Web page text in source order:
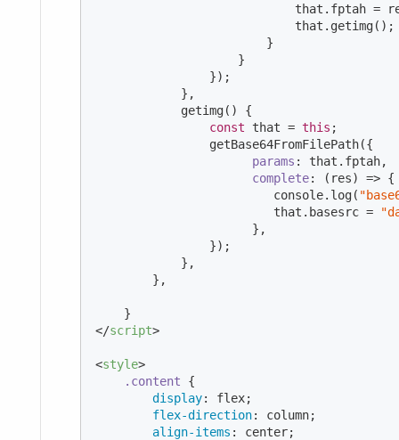
that.fptah =
                            that.getimg();
                        }
                    }
                });
            },
            getimg() {
const that = this ;
                getBase64FromFilePath({
params : that.fptah,
complete: ( res) => {
console.log(
                         that.basesrc =
                      },
                });
            },
        },
</script>
<style>
.content {
display: flex;
flex-direction: column;
align-items : center;